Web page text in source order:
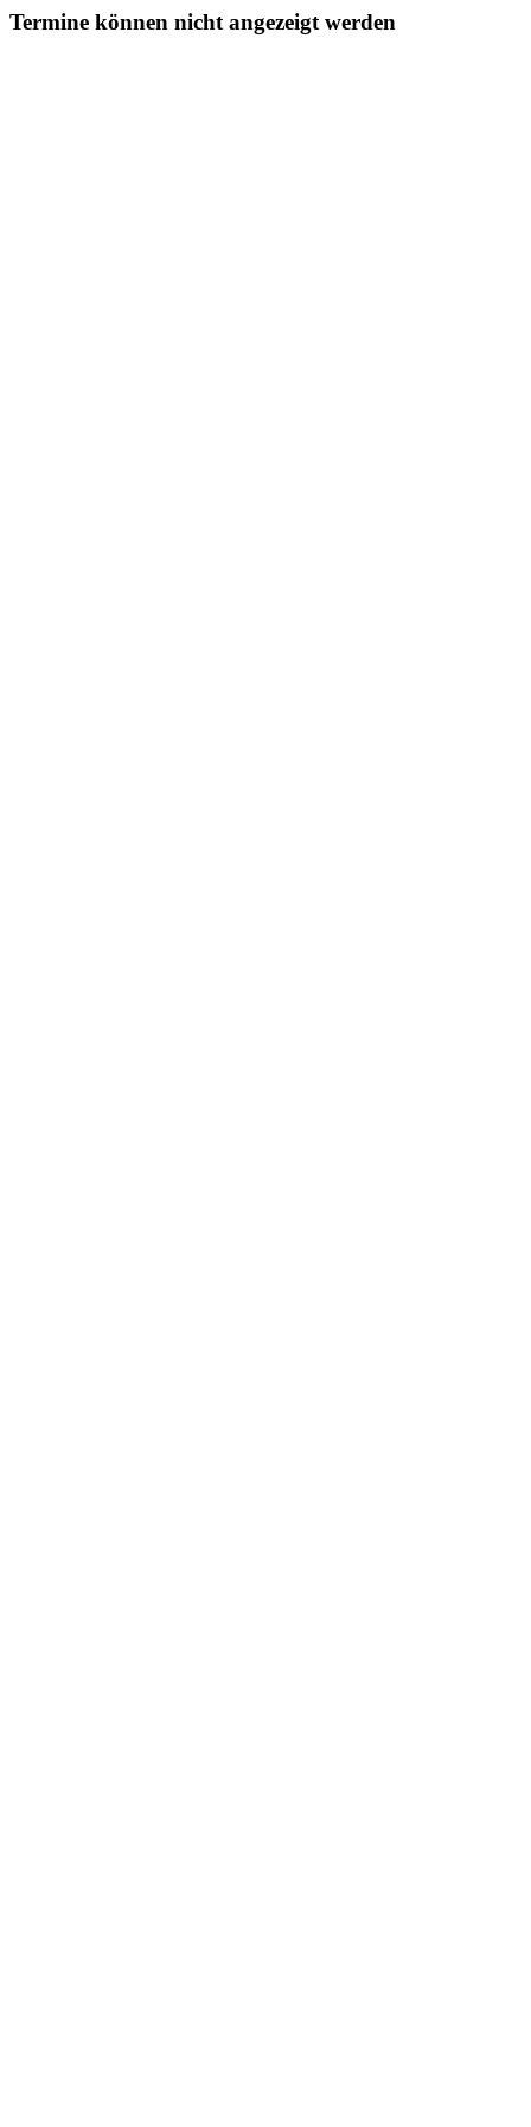
Termine können nicht angezeigt werden